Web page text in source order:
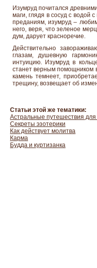
Изумруд почитался
маги, глядя в сосуд с водой
преданиям, изумруд –
него, веря, что зеленое
дум, дарует красноречие.
Действительно
глазам, душевную
интуицию. Изумруд в
станет верным помощником
камень темнеет,
трещину, возвещает об
Статьи этой же тематики:
Астральные путешествия
Секреты эзотерики
Как действует молитва
Карма
Будда и куртизанка